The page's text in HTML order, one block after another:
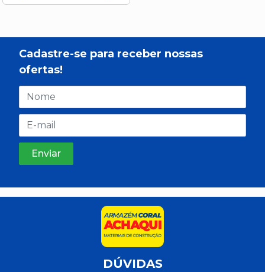
Cadastre-se para receber nossas
ofertas!
DÚVIDAS